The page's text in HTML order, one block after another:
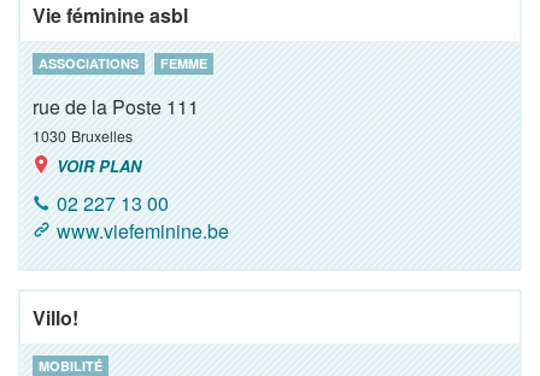
Vie féminine asbl
ASSOCIATIONS FEMME
rue de la Poste 111
1030 Bruxelles
VOIR PLAN
02 227 13 00
www.viefeminine.be
Villo!
MOBILITÉ